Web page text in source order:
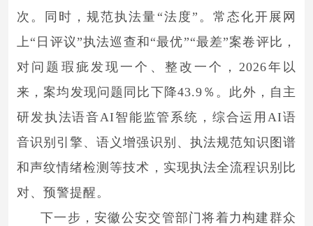
次。同时，规范执法量“法度”。常态化开展网
上“日评议”执法巡查和“最优”“最差”案卷评比，
对问题瑕疵发现一个、整改一个，2026年以
来，案均发现问题同比下降43.9％。此外，自主
研发执法语音AI智能监管系统，综合运用AI语
音识别引擎、语义增强识别、执法规范知识图谱
和声纹情绪检测等技术，实现执法全流程识别比
对、预警提醒。
下一步，安徽公安交管部门将着力构建群众